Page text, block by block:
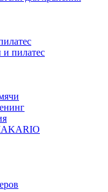
и пилатес